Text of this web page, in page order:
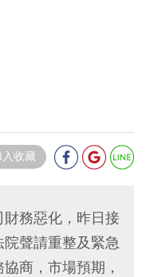
入收藏
務惡化，昨日接
聲請重整及緊急
商，市場預期，